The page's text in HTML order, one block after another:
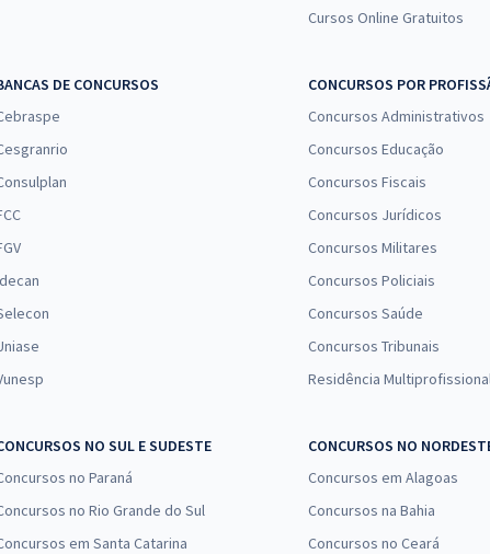
Cursos Online Gratuitos
DE CONCURSOS
CONCURSOS POR
Concursos Administrativos
Concursos Educação
Concursos Fiscais
Concursos Jurídicos
Concursos Militares
Concursos Policiais
Concursos Saúde
Concursos Tribunais
Residência
NO SUL E SUDESTE
no Paraná
no Rio Grande do Sul
em Santa Catarina
CONCURSOS NO
Concursos em Alagoas
Concursos na Bahia
Concursos no Ceará